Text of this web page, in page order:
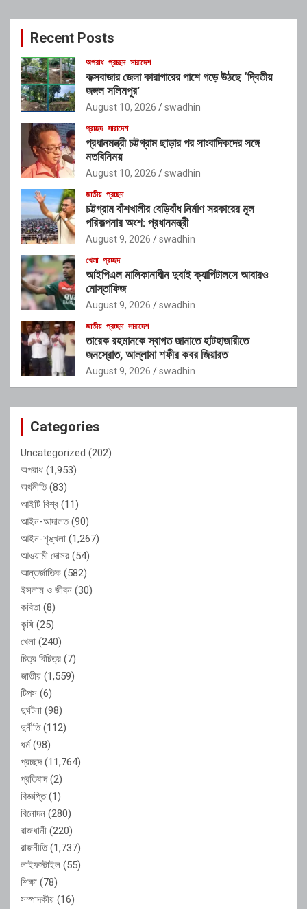
c
Recent Posts
অপরাধ প্রচ্ছদ সারাদেশ
কক্সবাজার জেলা কারাগারের পাশে গড়ে উঠছে ‘দ্বিতীয়
জঙ্গল সলিমপুর’
August 10, 2026 swadhin
প্রচ্ছদ সারাদেশ
প্রধানমন্ত্রী চট্টগ্রাম ছাড়ার পর সাংবাদিকদের সঙ্গে
মতবিনিময়
August 10, 2026 swadhin
জাতীয় প্রচ্ছদ
চট্টগ্রাম বাঁশখালীর বেড়িবাঁধ নির্মাণ সরকারের মূল
পরিকল্পনার অংশ: প্রধানমন্ত্রী
August 9, 2026 swadhin
খেলা প্রচ্ছদ
আইপিএল মালিকানাধীন দুবাই ক্যাপিটালসে আবারও
মোস্তাফিজ
August 9, 2026 swadhin
জাতীয় প্রচ্ছদ সারাদেশ
তারেক রহমানকে স্বাগত জানাতে হাটহাজারীতে
জনস্রোত, আল্লামা শফীর কবর জিয়ারত
August 9, 2026 swadhin
Categories
Uncategorized (202)
অপরাধ (1,953)
অর্থনীতি(83)
আইটি বিশ্ব (11)
আইন-আদালত(90)
আইন-শৃঙ্খলা (1,267)
আওয়ামী দোসর (54)
আন্তর্জাতিক (582)
ইসলাম ও জীবন (30)
কবিতা (8)
কৃষি (25)
খেলা (240)
চিত্র বিচিত্র (7)
জাতীয় (1,559)
টিপস (6)
দুর্ঘটনা (98)
দুর্নীতি(112)
ধর্ম(98)
প্রচ্ছদ(11,764)
প্রতিবাদ(2)
বিজ্ঞপ্তি(1)
বিনোদন (280)
রাজধানী (220)
রাজনীতি(1,737)
লাইফস্টাইল (55)
শিক্ষা (78)
সম্পাদকীয় (16)